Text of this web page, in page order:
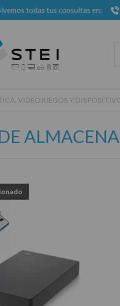
todas tus consultas en:
VIDEOJUEGOS Y